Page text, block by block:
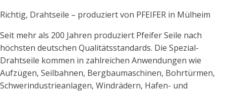
Richtig, Drahtseile – produziert von PFEIFER in Mülheim
Seit mehr als 200 Jahren produziert Pfeifer Seile nach
höchsten deutschen Qualitätsstandards. Die Spezial-
Drahtseile kommen in zahlreichen Anwendungen wie
Aufzügen, Seilbahnen, Bergbaumaschinen, Bohrtürmen,
Schwerindustrieanlagen, Windrädern, Hafen- und